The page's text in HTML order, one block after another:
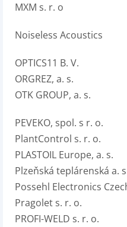
MXM s. r. o
Noiseless Acoustics
OPTICS11 B. V.
ORGREZ, a. s.
OTK GROUP, a. s.
PEVEKO, spol. s r. o.
PlantControl s. r. o.
PLASTOIL Europe, a. s.
Plzeňská teplárenská a.
Possehl Electronics
Pragolet s. r. o.
PROFI-WELD s. r. o.